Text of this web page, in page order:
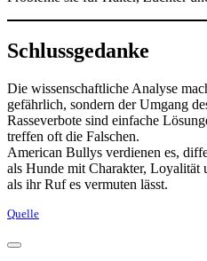
Schlussgedanke
Die wissenschaftliche Analyse
gefährlich, sondern der Umgang
Rasseverbote sind einfache
treffen oft die Falschen.
American Bullys verdienen es,
als Hunde mit Charakter, Loyalität
als ihr Ruf es vermuten lässt.
Quelle